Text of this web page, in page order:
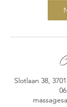
Slotlaan 38,